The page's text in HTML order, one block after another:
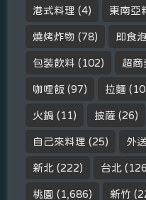
港式料理 (4) 東南亞
燒烤炸物 (78) 即食
包裝飲料 (102) 超商
咖哩飯 (97) 拉麵
火鍋 (11) 披薩 (26)
自己來料理 (25) 外
新北 (222) 台北
桃園 (1,686) 新竹